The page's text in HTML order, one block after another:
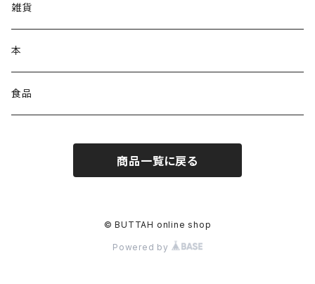
雑貨
本
食品
商品一覧に戻る
© BUTTAH online shop
Powered by